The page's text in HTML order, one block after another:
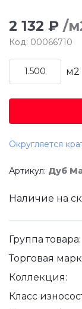
2 132 ₽ /
Код: 00066710
м2
Округляется
Артикул: Дуб
Наличие на
Группа товара:
Торговая
Коллекция:
Класс